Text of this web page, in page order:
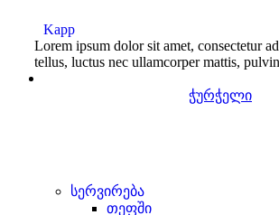
Kapp
Lorem ipsum dolor sit amet, consectetur
tellus, luctus nec ullamcorper mattis,
ჭურჭელი
სერვირება
თეფში